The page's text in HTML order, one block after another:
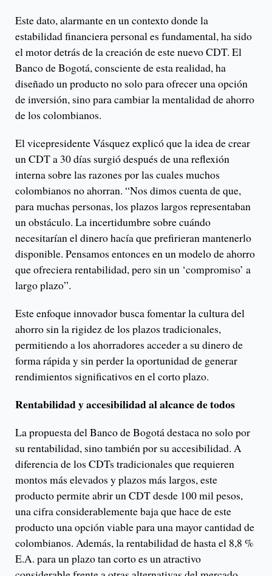
Este dato, alarmante en un contexto donde la
estabilidad financiera personal es fundamental, ha sido
el motor detrás de la creación de este nuevo CDT. El
Banco de Bogotá, consciente de esta realidad, ha
diseñado un producto no solo para ofrecer una opción
de inversión, sino para cambiar la mentalidad de ahorro
de los colombianos.
El vicepresidente Vásquez explicó que la idea de crear
un CDT a 30 días surgió después de una reflexión
interna sobre las razones por las cuales muchos
colombianos no ahorran. “Nos dimos cuenta de que,
para muchas personas, los plazos largos representaban
un obstáculo. La incertidumbre sobre cuándo
necesitarían el dinero hacía que prefirieran mantenerlo
disponible. Pensamos entonces en un modelo de ahorro
que ofreciera rentabilidad, pero sin un ‘compromiso’ a
largo plazo”.
Este enfoque innovador busca fomentar la cultura del
ahorro sin la rigidez de los plazos tradicionales,
permitiendo a los ahorradores acceder a su dinero de
forma rápida y sin perder la oportunidad de generar
rendimientos significativos en el corto plazo.
Rentabilidad y accesibilidad al alcance de todos
La propuesta del Banco de Bogotá destaca no solo por
su rentabilidad, sino también por su accesibilidad. A
diferencia de los CDTs tradicionales que requieren
montos más elevados y plazos más largos, este
producto permite abrir un CDT desde 100 mil pesos,
una cifra considerablemente baja que hace de este
producto una opción viable para una mayor cantidad de
colombianos. Además, la rentabilidad de hasta el 8,8 %
E.A. para un plazo tan corto es un atractivo